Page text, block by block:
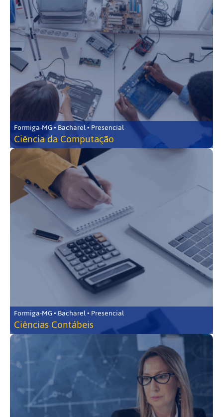
Formiga-MG • Bacharel • Presencial
Ciência da Computação
Formiga-MG • Bacharel • Presencial
Ciências Contábeis